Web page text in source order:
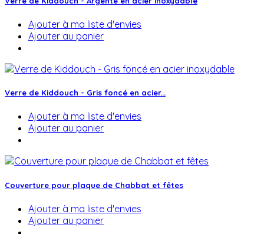
Ajouter à ma liste d'envies
Ajouter au panier
Verre de Kiddouch - Gris foncé en acier...
Ajouter à ma liste d'envies
Ajouter au panier
Couverture pour plaque de Chabbat et fêtes
Ajouter à ma liste d'envies
Ajouter au panier